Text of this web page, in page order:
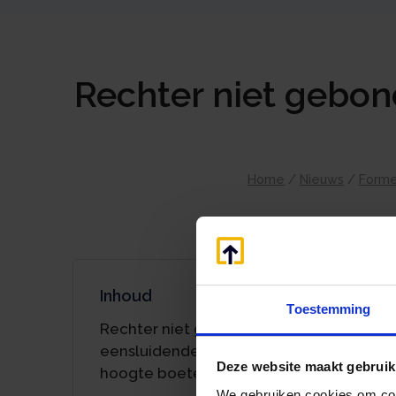
Toestemming
Deze website maakt
Rechter niet
Home / Nieuws /
Inhoud
Rechter niet gebonden aan
eensluidende mening partijen over
hoogte boete